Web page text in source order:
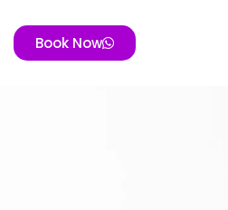
Book Now